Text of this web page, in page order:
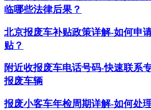
临哪些法律后果？
北京报废车补贴政策详解-如何申
贴？
附近收报废车电话号码-快速联系
报废车辆
报废小客车年检周期详解-如何处